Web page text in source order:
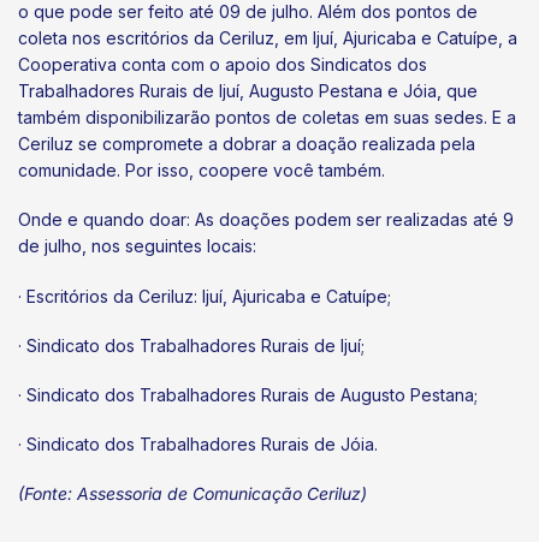
o que pode ser feito até 09 de julho. Além dos pontos de
coleta nos escritórios da Ceriluz, em Ijuí, Ajuricaba e Catuípe, a
Cooperativa conta com o apoio dos Sindicatos dos
Trabalhadores Rurais de Ijuí, Augusto Pestana e Jóia, que
também disponibilizarão pontos de coletas em suas sedes. E a
Ceriluz se compromete a dobrar a doação realizada pela
comunidade. Por isso, coopere você também.
Onde e quando doar: As doações podem ser realizadas até 9
de julho, nos seguintes locais:
· Escritórios da Ceriluz: Ijuí, Ajuricaba e Catuípe;
· Sindicato dos Trabalhadores Rurais de Ijuí;
· Sindicato dos Trabalhadores Rurais de Augusto Pestana;
· Sindicato dos Trabalhadores Rurais de Jóia.
(Fonte: Assessoria de Comunicação Ceriluz)